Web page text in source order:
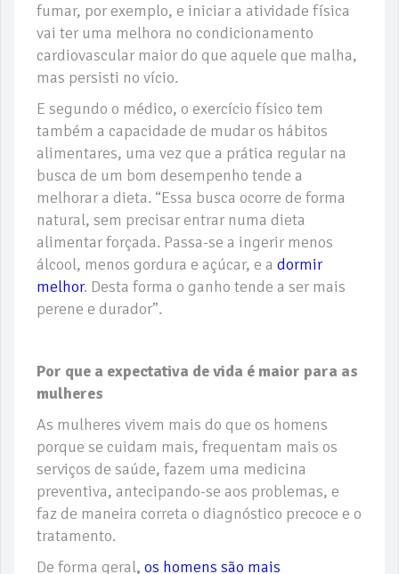
fumar, por exemplo, e iniciar a atividade física
vai ter uma melhora no condicionamento
cardiovascular maior do que aquele que malha,
mas persisti no vício.
E segundo o médico, o exercício físico tem
também a capacidade de mudar os hábitos
alimentares, uma vez que a prática regular na
busca de um bom desempenho tende a
melhorar a dieta. “Essa busca ocorre de forma
natural, sem precisar entrar numa dieta
alimentar forçada. Passa-se a ingerir menos
álcool, menos gordura e açúcar, e a dormir
melhor. Desta forma o ganho tende a ser mais
perene e durador”.
Por que a expectativa de vida é maior para as
mulheres
As mulheres vivem mais do que os homens
porque se cuidam mais, frequentam mais os
serviços de saúde, fazem uma medicina
preventiva, antecipando-se aos problemas, e
faz de maneira correta o diagnóstico precoce e o
tratamento.
De forma geral, os homens são mais